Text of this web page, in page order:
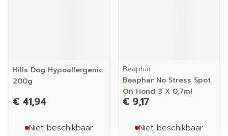
Hills Dog Hypoallergenic
200g
€ 41,94
Niet beschikbaar
Beaphar
Beaphar No Stress Spot
On Hond 3 X 0,7ml
€ 9,17
Niet beschikbaar